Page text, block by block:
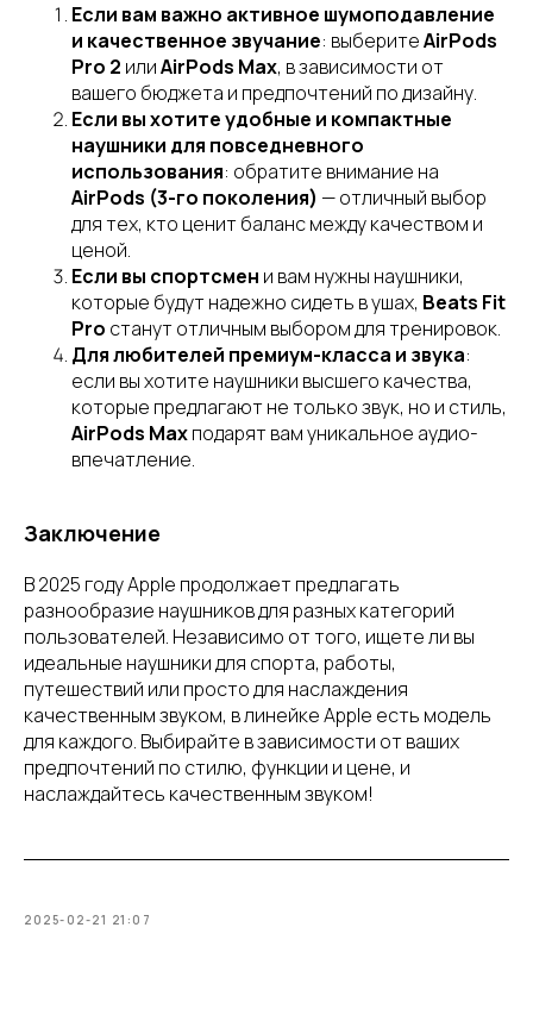
Если вам важно активное шумоподавление
и качественное звучание: выберитеAirPods
Pro 2 илиAirPods Max, в зависимости от
вашего бюджета и предпочтений по дизайну.
Если вы хотите удобные и компактные
наушники для повседневного
использования: обратите внимание на
AirPods (3-го поколения) — отличный выбор
для тех, кто ценит баланс между качеством и
ценой.
Если вы спортсмен и вам нужны наушники,
которые будут надежно сидеть в ушах, Beats Fit
Pro станут отличным выбором для тренировок.
Для любителей премиум-класса и звука:
если вы хотите наушники высшего качества,
которые предлагают не только звук, но и стиль,
AirPods Maxподарят вам уникальное аудио-
впечатление.
Заключение
В 2025 году Apple продолжает предлагать
разнообразие наушников для разных категорий
пользователей. Независимо от того, ищете ли вы
идеальные наушники для спорта, работы,
путешествий или просто для наслаждения
качественным звуком, в линейке Apple есть модель
для каждого. Выбирайте в зависимости от ваших
предпочтений по стилю, функции и цене, и
наслаждайтесь качественным звуком!
2025-02-21 21:07